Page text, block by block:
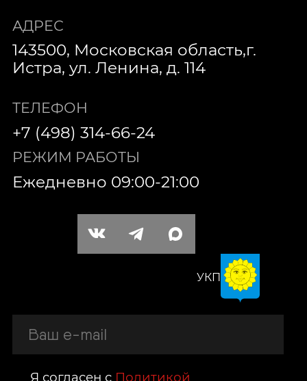
АДРЕС
143500, Московская область,г.
Истра, ул. Ленина, д. 114
ТЕЛЕФОН
+7 (498) 314-66-24
РЕЖИМ РАБОТЫ
Ежедневно 09:00-21:00
УКП
Я согласен с Политикой